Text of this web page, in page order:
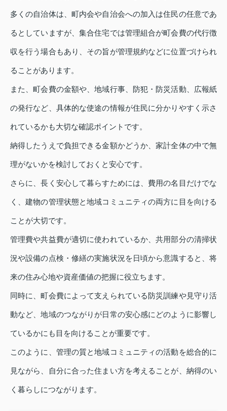
多くの自治体は、町内会や自治会への加入は住民の任意であ
るとしていますが、集合住宅では管理組合が町会費の代行徴
収を行う場合もあり、その旨が管理規約などに位置づけられ
ることがあります。
また、町会費の金額や、地域行事、防犯・防災活動、広報紙
の発行など、具体的な使途の情報が住民に分かりやすく示さ
れているかも大切な確認ポイントです。
納得したうえで負担できる金額かどうか、家計全体の中で無
理がないかを検討しておくと安心です。
さらに、長く安心して暮らすためには、費用の名目だけでな
く、建物の管理状態と地域コミュニティの両方に目を向ける
ことが大切です。
管理費や共益費が適切に使われているか、共用部分の清掃状
況や設備の点検・修繕の実施状況を日頃から意識すると、将
来の住み心地や資産価値の把握に役立ちます。
同時に、町会費によって支えられている防災訓練や見守り活
動など、地域のつながりが日常の安心感にどのように影響し
ているかにも目を向けることが重要です。
このように、管理の質と地域コミュニティの活動を総合的に
見ながら、自分に合った住まい方を考えることが、納得のい
く暮らしにつながります。